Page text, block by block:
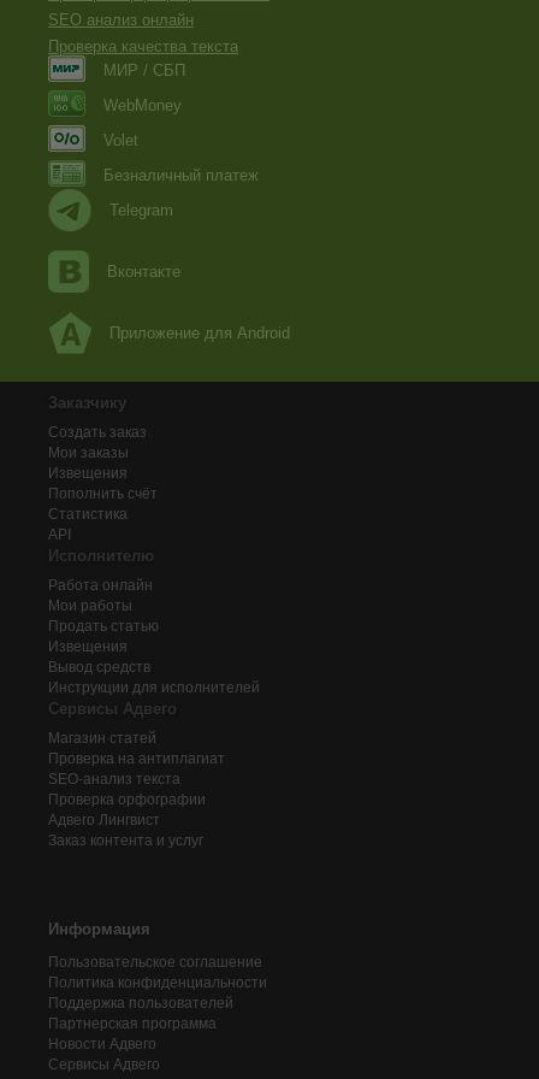
СВИДЕТЕЛЬ: Да. Возможно, что он был еще жив
и даже практиковал в области юриспруденции ЮРИСТ:
сделална Ваша фотография?
СВИДЕТЕЛЬ: Вы что, бл*, издеваетесь?
SEO анализ онлайн
Проверка качества текста
МИР / СБП
WebMoney
Volet
Безналичный платеж
Telegram
Вконтакте
Приложение для Android
Заказчику
Создать заказ
Мои заказы
Извещения
Пополнить счёт
Статистика
API
Исполнителю
Работа онлайн
Мои работы
Продать статью
Извещения
Вывод средств
Инструкции для исполнителей
Сервисы Адвего
Магазин статей
Проверка на антиплагиат
SEO-анализ текста
Проверка орфографии
Адвего Лингвист
Заказ контента и услуг
Информация
Пользовательское соглашение
Политика конфиденциальности
Поддержка пользователей
Партнерская программа
Новости Адвего
Сервисы Адвего